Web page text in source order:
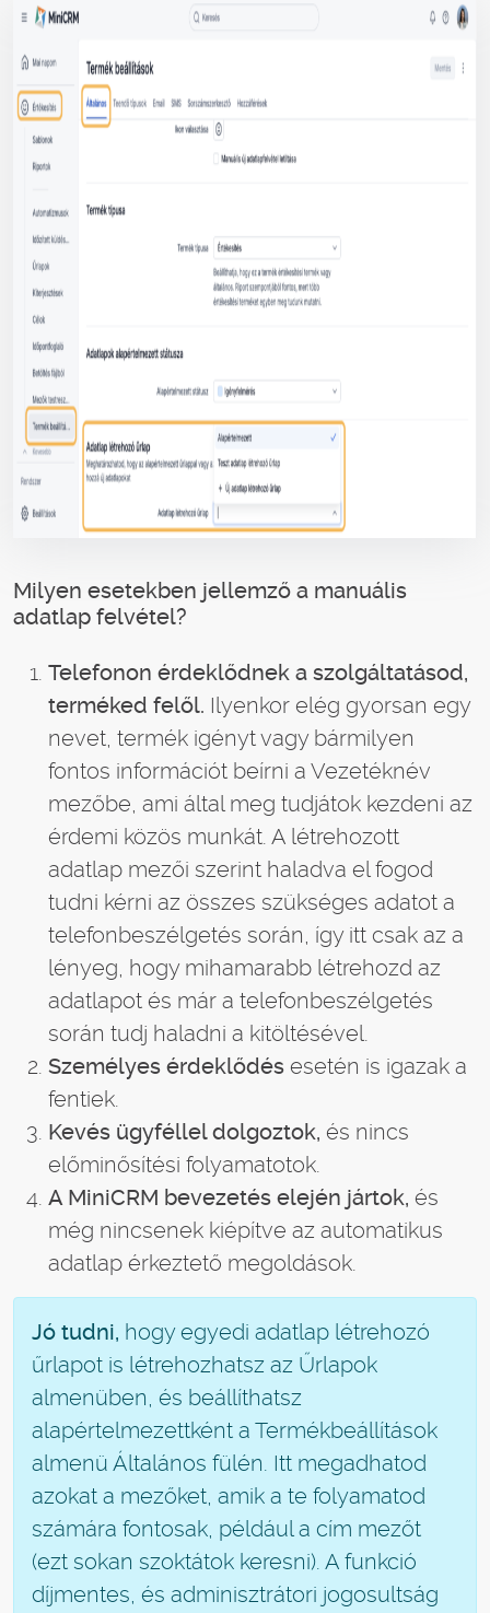
Milyen esetekben jellemző a manuális
adatlap felvétel?
Telefonon érdeklődnek a szolgáltatásod,
terméked felől. Ilyenkor elég gyorsan egy
nevet, termék igényt vagy bármilyen
fontos információt beírni a Vezetéknév
mezőbe, ami által meg tudjátok kezdeni az
érdemi közös munkát. A létrehozott
adatlap mezői szerint haladva el fogod
tudni kérni az összes szükséges adatot a
telefonbeszélgetés során, így itt csak az a
lényeg, hogy mihamarabb létrehozd az
adatlapot és már a telefonbeszélgetés
során tudj haladni a kitöltésével.
Személyes érdeklődés esetén is igazak a
fentiek.
Kevés ügyféllel dolgoztok, és nincs
előminősítési folyamatotok.
A MiniCRM bevezetés elején jártok, és
még nincsenek kiépítve az automatikus
adatlap érkeztető megoldások.
Jó tudni, hogy egyedi adatlap létrehozó
űrlapot is létrehozhatsz az Űrlapok
almenüben, és beállíthatsz
alapértelmezettként a Termékbeállítások
almenü Általános fülén. Itt megadhatod
azokat a mezőket, amik a te folyamatod
számára fontosak, például a cím mezőt
(ezt sokan szoktátok keresni). A funkció
díjmentes, és adminisztrátori jogosultság